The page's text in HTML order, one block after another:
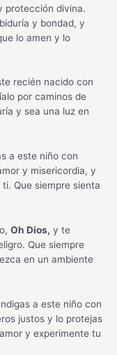
protección divina.
y bondad, y
lo amen y lo
recién nacido con
por caminos de
y sea una luz en
a este niño con
y misericordia, y
Que siempre sienta
Oh Dios, y te
Que siempre
en un ambiente
a este niño con
justos y lo protejas
y experimente tu